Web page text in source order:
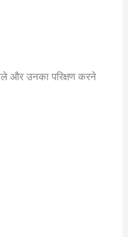
और उनका परिक्षण करने